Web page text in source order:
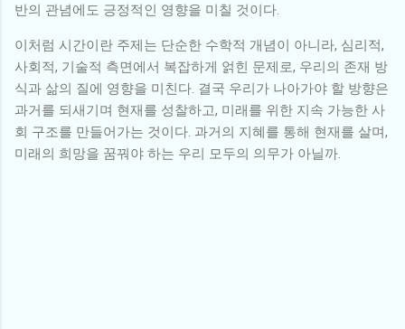
반의 관념에도 긍정적인 영향을 미칠 것이다.
이처럼 시간이란 주제는 단순한 수학적 개념이 아니라, 심리적,
사회적, 기술적 측면에서 복잡하게 얽힌 문제로, 우리의 존재 방
식과 삶의 질에 영향을 미친다. 결국 우리가 나아가야 할 방향은
과거를 되새기며 현재를 성찰하고, 미래를 위한 지속 가능한 사
회 구조를 만들어가는 것이다. 과거의 지혜를 통해 현재를 살며,
미래의 희망을 꿈꿔야 하는 우리 모두의 의무가 아닐까.